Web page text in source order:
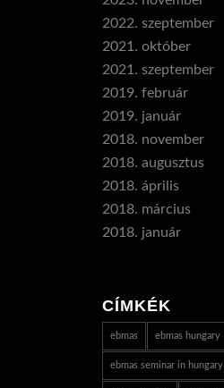
2022. szeptember
2021. október
2021. szeptember
2019. február
2019. január
2018. november
2018. augusztus
2018. április
2018. március
2018. január
CÍMKÉK
ebmas ebmas hungary
ebmas seminar in hungary